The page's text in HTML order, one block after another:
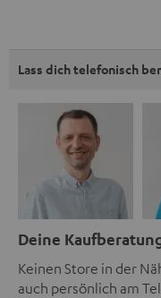
Lass dich telefonisch
Deine
Keinen Store in der
auch persönlich am